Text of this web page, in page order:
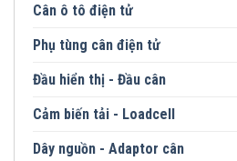
Cân ô tô điện tử
Phụ tùng cân điện tử
Đầu hiển thị - Đầu cân
Cảm biến tải - Loadcell
Dây nguồn - Adaptor cân